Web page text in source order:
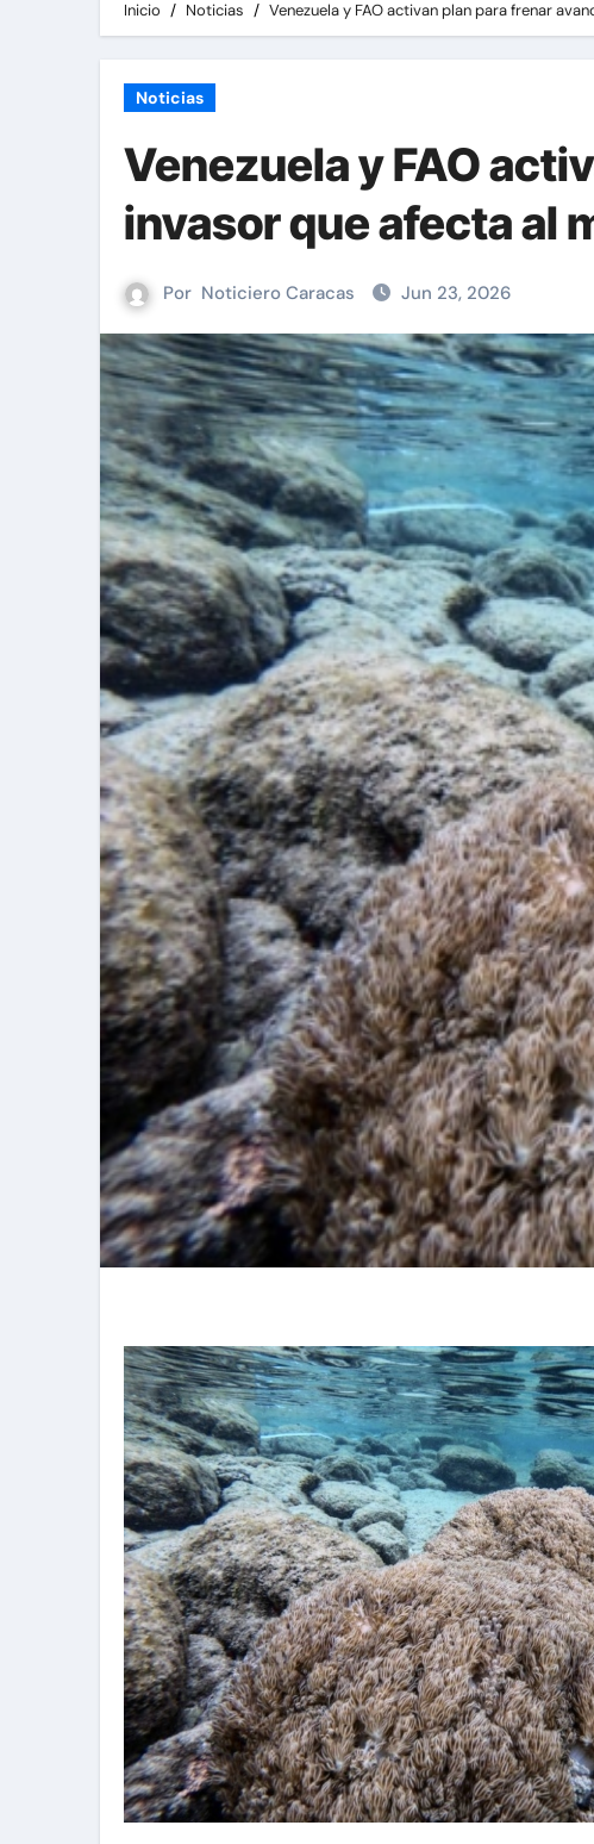
Inicio Noticias Venezuela y FAO activan plan para frenar
Noticias
Venezuela y FAO
invasor que afecta al
Por Noticiero Caracas Jun 23, 2026